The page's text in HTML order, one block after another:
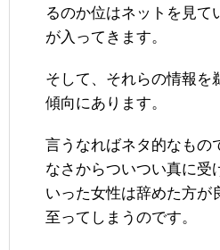
るのか位はネットを見て
が入ってきます。
そして、それらの情報を
傾向にあります。
言うなればネタ的なもの
なさからついつい真に受
いった女性は辞めた方が
至ってしまうのです。